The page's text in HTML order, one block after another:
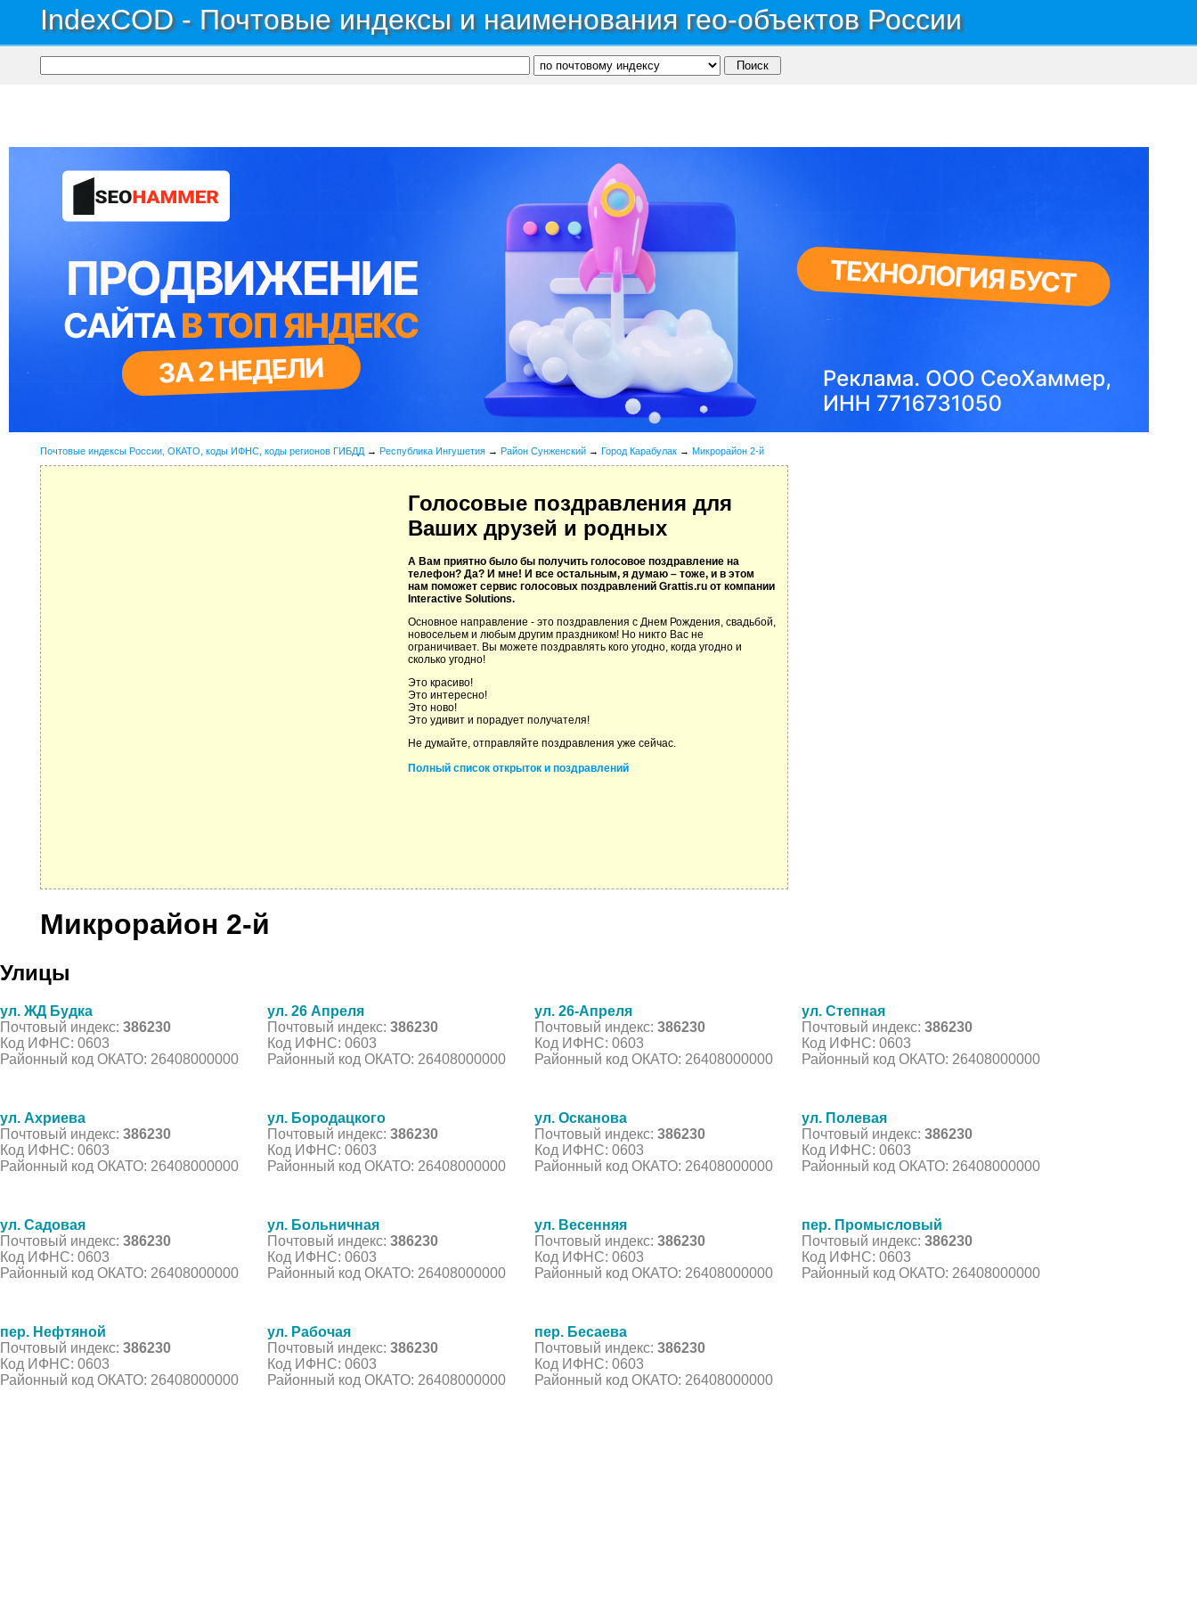
IndexCOD - Почтовые индексы и наименования гео-объектов России
Почтовые индексы России, ОКАТО, коды ИФНС, коды регионов ГИБДД → Республика Ингушетия → Район Сунженский → Город Карабулак → Микрорайон 2-й
Голосовые поздравления для
Ваших друзей и родных
А Вам приятно было бы получить голосовое поздравление на
телефон? Да? И мне! И все остальным, я думаю – тоже, и в этом
нам поможет сервис голосовых поздравлений Grattis.ru от компании
Interactive Solutions.
Основное направление - это поздравления с Днем Рождения, свадьбой,
новосельем и любым другим праздником! Но никто Вас не
ограничивает. Вы можете поздравлять кого угодно, когда угодно и
сколько угодно!
Это красиво!
Это интересно!
Это ново!
Это удивит и порадует получателя!
Не думайте, отправляйте поздравления уже сейчас.
Полный список открыток и поздравлений
Микрорайон 2-й
Улицы
ул. ЖД Будка
Почтовый индекс: 386230
Код ИФНС: 0603
Районный код ОКАТО: 26408000000
ул. 26 Апреля
Почтовый индекс: 386230
Код ИФНС: 0603
Районный код ОКАТО: 26408000000
ул. 26-Апреля
Почтовый индекс: 386230
Код ИФНС: 0603
Районный код ОКАТО: 26408000000
ул. Степная
Почтовый индекс: 386230
Код ИФНС: 0603
Районный код ОКАТО: 26408000000
ул. Ахриева
Почтовый индекс: 386230
Код ИФНС: 0603
Районный код ОКАТО: 26408000000
ул. Бородацкого
Почтовый индекс: 386230
Код ИФНС: 0603
Районный код ОКАТО: 26408000000
ул. Осканова
Почтовый индекс: 386230
Код ИФНС: 0603
Районный код ОКАТО: 26408000000
ул. Полевая
Почтовый индекс: 386230
Код ИФНС: 0603
Районный код ОКАТО: 26408000000
ул. Садовая
Почтовый индекс: 386230
Код ИФНС: 0603
Районный код ОКАТО: 26408000000
ул. Больничная
Почтовый индекс: 386230
Код ИФНС: 0603
Районный код ОКАТО: 26408000000
ул. Весенняя
Почтовый индекс: 386230
Код ИФНС: 0603
Районный код ОКАТО: 26408000000
пер. Промысловый
Почтовый индекс: 386230
Код ИФНС: 0603
Районный код ОКАТО: 26408000000
пер. Нефтяной
Почтовый индекс: 386230
Код ИФНС: 0603
Районный код ОКАТО: 26408000000
ул. Рабочая
Почтовый индекс: 386230
Код ИФНС: 0603
Районный код ОКАТО: 26408000000
пер. Бесаева
Почтовый индекс: 386230
Код ИФНС: 0603
Районный код ОКАТО: 26408000000